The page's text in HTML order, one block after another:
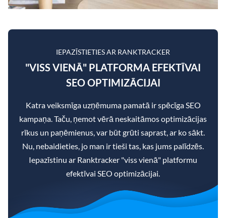
IEPAZĪSTIETIES AR RANKTRACKER
"VISS VIENĀ" PLATFORMA EFEKTĪVAI
SEO OPTIMIZĀCIJAI
Katra veiksmīga uzņēmuma pamatā ir spēcīga SEO
kampaņa. Taču, ņemot vērā neskaitāmos optimizācijas
rīkus un paņēmienus, var būt grūti saprast, ar ko sākt.
Nu, nebaidieties, jo man ir tieši tas, kas jums palīdzēs.
Iepazīstinu ar Ranktracker "viss vienā" platformu
efektīvai SEO optimizācijai.